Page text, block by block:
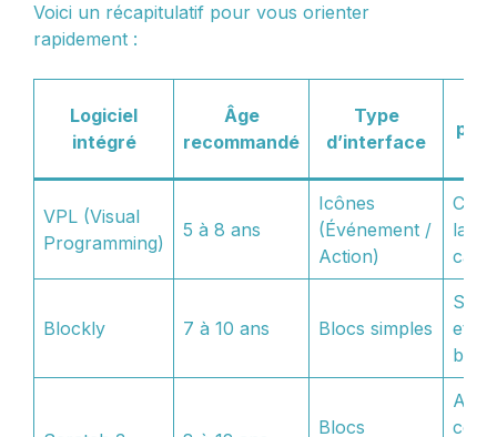
Voici un récapitulatif pour vous orienter
rapidement :
Logiciel
intégré
Âge
recommandé
Type
d’interface
VPL (Visual
Programming)
5 à 8 ans
Icônes
(Événement /
Action)
la
Blockly 7 à 10 ans Blocs simples
et
Blocs